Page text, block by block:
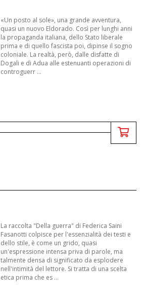
«Un posto al sole», una grande avventura,
quasi un nuovo Eldorado. Così per lunghi anni
la propaganda italiana, dello Stato liberale
prima e di quello fascista poi, dipinse il sogno
coloniale. La realtà, però, dalle disfatte di
Dogali e di Adua alle estenuanti operazioni di
controguerr ...
La raccolta "Della guerra" di Federica Saini
Fasanotti colpisce per l'essenzialità dei testi e
dello stile, è come un grido, quasi
un'espressione intensa priva di parole, ma
talmente densa di significato da esplodere
nell'intimità del lettore. Si tratta di una scelta
etica prima che es ...